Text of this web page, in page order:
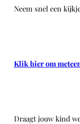
Neem snel een
Klik hier om
Draagt jouw kind